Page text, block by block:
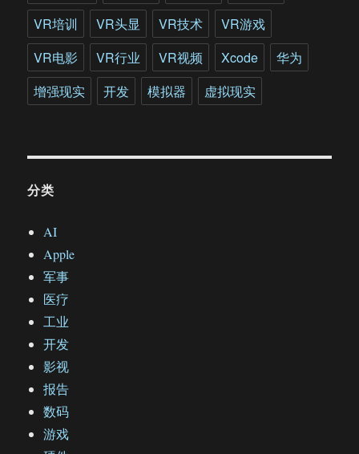
VR培训
VR头显 VR技术
VR游戏
VR电影
VR行业 VR视频 Xcode
华为
增强现实
开发 模拟器 虚拟现实
分类
AI
Apple
军事
医疗
工业
开发
影视
报告
数码
游戏